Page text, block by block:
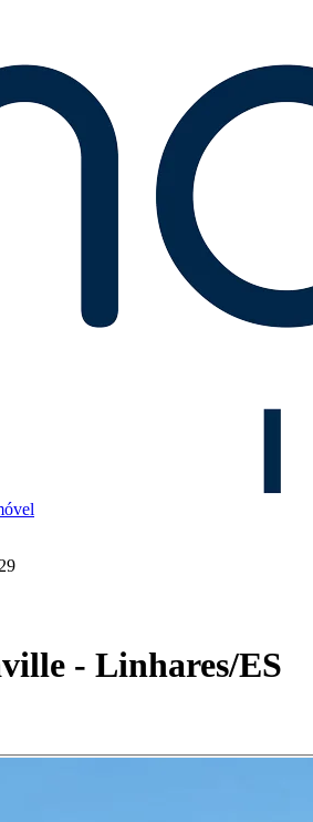
- Linhares/ES